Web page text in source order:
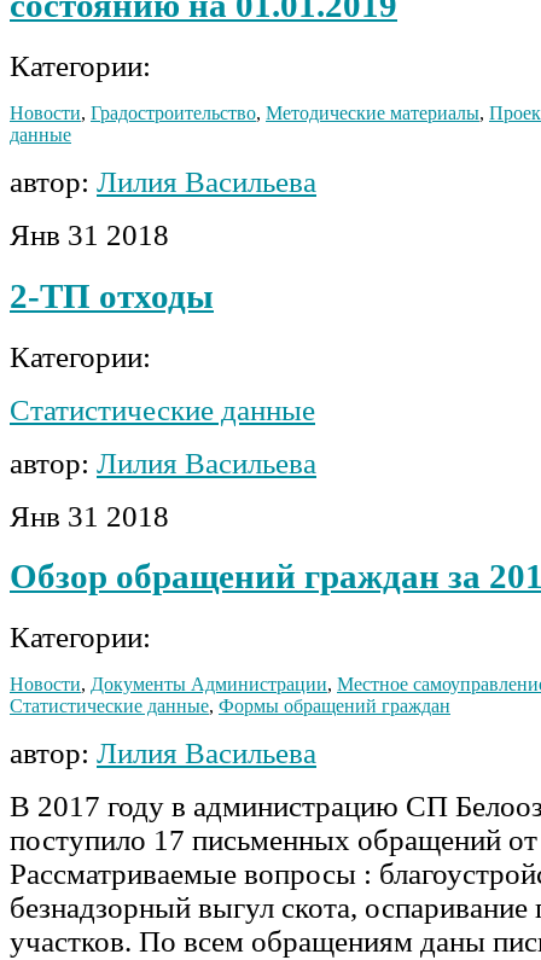
Категории:
Новости, Градостроительство, Методические материалы,
данные
автор: Лилия Васильева
Янв 31 2018
2-ТП отходы
Категории:
Статистические данные
автор: Лилия Васильева
Янв 31 2018
Обзор обращений граждан за
Категории:
Новости, Документы Администрации, Местное
Статистические данные, Формы обращений граждан
автор: Лилия Васильева
В 2017 году в администрацию СП
поступило 17 письменных обращений
Рассматриваемые вопросы :
безнадзорный выгул скота,
участков. По всем обращениям даны